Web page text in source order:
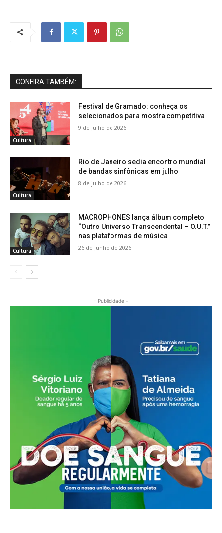
CONFIRA TAMBÉM:
Cultura
Festival de Gramado: conheça os
selecionados para mostra competitiva
9 de julho de 2026
Cultura
Rio de Janeiro sedia encontro mundial
de bandas sinfônicas em julho
8 de julho de 2026
Cultura
MACROPHONES lança álbum completo
“Outro Universo Transcendental – O.U.T.”
nas plataformas de música
26 de junho de 2026
- Publicidade -